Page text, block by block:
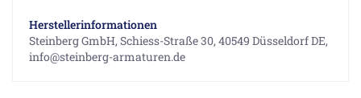
Herstellerinformationen
Steinberg GmbH, Schiess-Straße 30, 40549 Düsseldorf DE,
info@steinberg-armaturen.de